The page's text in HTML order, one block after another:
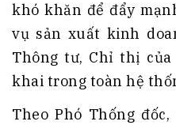
khó khăn để đẩy
vụ sản xuất kinh
Thông tư, Chỉ thị của
khai trong toàn hệ
Theo Phó Thống